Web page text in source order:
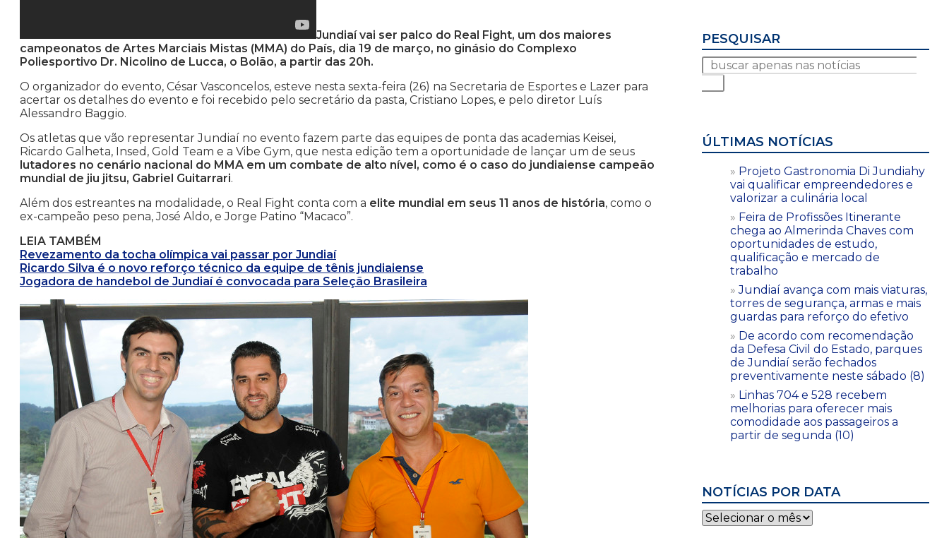
Jundiaí vai ser palco do Real Fight, um dos maiores
campeonatos de Artes Marciais Mistas (MMA) do País, dia 19 de março, no ginásio do Complexo
Poliesportivo Dr. Nicolino de Lucca, o Bolão, a partir das 20h.
O organizador do evento, César Vasconcelos, esteve nesta sexta-feira (26) na Secretaria de Esportes e Lazer para
acertar os detalhes do evento e foi recebido pelo secretário da pasta, Cristiano Lopes, e pelo diretor Luís
Alessandro Baggio.
Os atletas que vão representar Jundiaí no evento fazem parte das equipes de ponta das academias Keisei,
Ricardo Galheta, Insed, Gold Team e a Vibe Gym, que nesta edição tem a oportunidade de lançar um de seus
lutadores no cenário nacional do MMA em um combate de alto nível, como é o caso do jundiaiense campeão
mundial de jiu jitsu, Gabriel Guitarrari.
Além dos estreantes na modalidade, o Real Fight conta com a elite mundial em seus 11 anos de história, como o
ex-campeão peso pena, José Aldo, e Jorge Patino “Macaco”.
LEIA TAMBÉM
Revezamento da tocha olímpica vai passar por Jundiaí
Ricardo Silva é o novo reforço técnico da equipe de tênis jundiaiense
Jogadora de handebol de Jundiaí é convocada para Seleção Brasileira
PESQUISAR
ÚLTIMAS NOTÍCIAS
Projeto Gastronomia Di Jundiahy
vai qualificar empreendedores e
valorizar a culinária local
Feira de Profissões Itinerante
chega ao Almerinda Chaves com
oportunidades de estudo,
qualificação e mercado de
trabalho
Jundiaí avança com mais viaturas,
torres de segurança, armas e mais
guardas para reforço do efetivo
De acordo com recomendação
da Defesa Civil do Estado, parques
de Jundiaí serão fechados
preventivamente neste sábado (8)
Linhas 704 e 528 recebem
melhorias para oferecer mais
comodidade aos passageiros a
partir de segunda (10)
NOTÍCIAS POR DATA
Notícias
por